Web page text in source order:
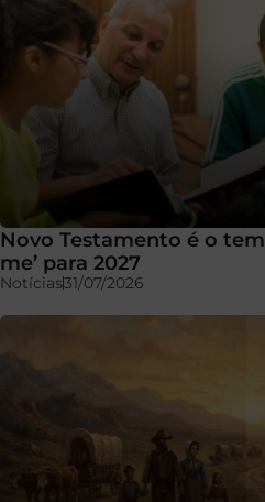
Novo Testamento é o
me’ para 2027
Notícias31/07/2026